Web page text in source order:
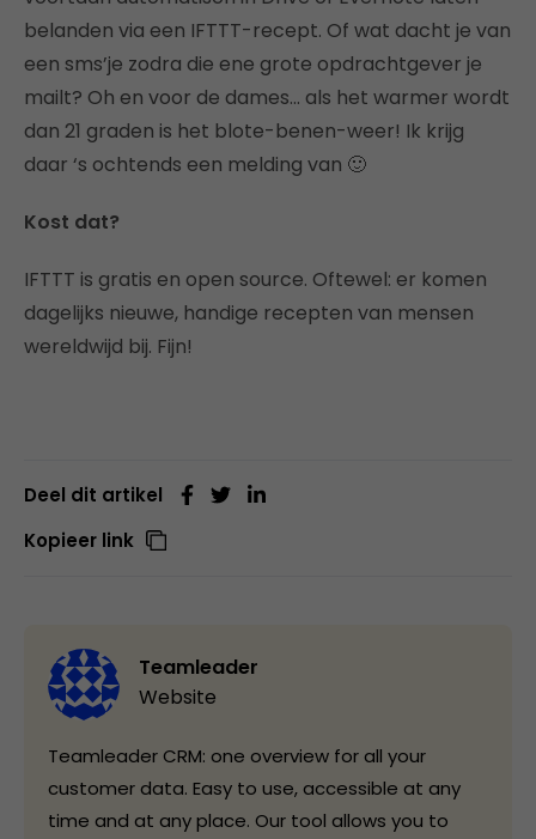
belanden via een IFTTT-recept. Of wat dacht je van
een sms’je zodra die ene grote opdrachtgever je
mailt? Oh en voor de dames… als het warmer wordt
dan 21 graden is het blote-benen-weer! Ik krijg
daar ‘s ochtends een melding van 🙂
Kost dat?
IFTTT is gratis en open source. Oftewel: er komen
dagelijks nieuwe, handige recepten van mensen
wereldwijd bij. Fijn!
Deel dit artikel
Kopieer link
Teamleader
Website
Teamleader CRM: one overview for all your
customer data. Easy to use, accessible at any
time and at any place. Our tool allows you to